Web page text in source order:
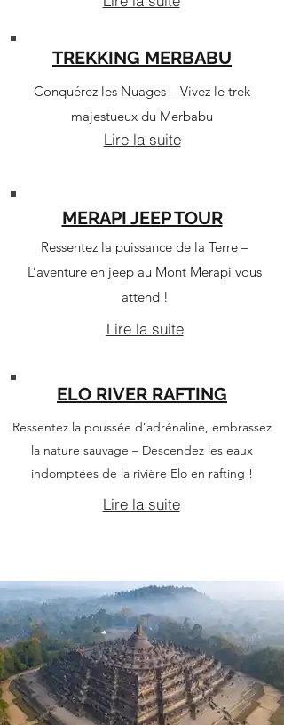
Lire la suite
TREKKING MERBABU
Conquérez les Nuages – Vivez le trek
majestueux du Merbabu
Ressentez la puissance de la Terre –
L’aventure en jeep au Mont Merapi vous
attend !
Lire la suite
MERAPI JEEP TOUR
ELO RIVER RAFTING
Ressentez la poussée d’adrénaline, embrassez
la nature sauvage – Descendez les eaux
indomptées de la rivière Elo en rafting !
Lire la suite